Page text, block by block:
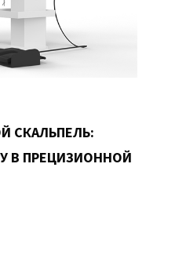
СКАЛЬПЕЛЬ:
В ПРЕЦИЗИОННОЙ